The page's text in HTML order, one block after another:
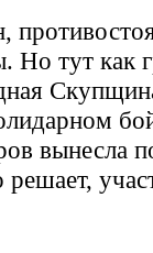
Но тут как
вынесла